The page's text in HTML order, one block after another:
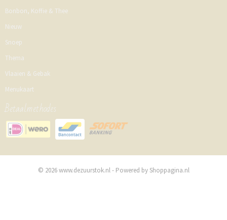
Bonbon, Koffie & Thee
Nieuw
Snoep
Thema
Vlaaien & Gebak
Menukaart
Betaalmethodes
© 2026 www.dezuurstok.nl - Powered by Shoppagina.nl